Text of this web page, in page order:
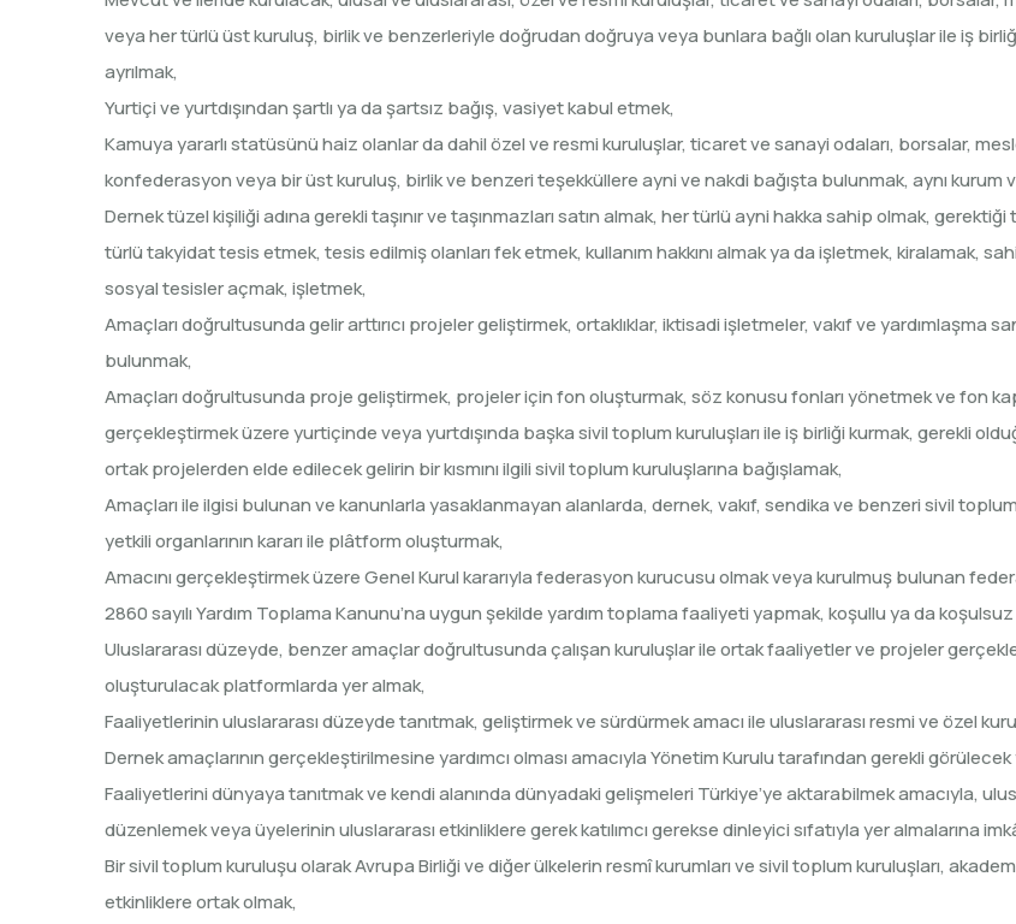
veya her türlü üst kuruluş, birlik ve benzerleriyle doğrudan doğruya veya bunlara bağlı olan kuruluşlar ile iş
ayrılmak,
Yurtiçi ve yurtdışından şartlı ya da şartsız bağış, vasiyet kabul etmek,
Kamuya yararlı statüsünü haiz olanlar da dahil özel ve resmi kuruluşlar, ticaret ve sanayi odaları, borsalar,
konfederasyon veya bir üst kuruluş, birlik ve benzeri teşekküllere ayni ve nakdi bağışta bulunmak, aynı kurum
Dernek tüzel kişiliği adına gerekli taşınır ve taşınmazları satın almak, her türlü ayni hakka sahip olmak,
türlü takyidat tesis etmek, tesis edilmiş olanları fek etmek, kullanım hakkını almak ya da işletmek, kiralamak,
sosyal tesisler açmak, işletmek,
Amaçları doğrultusunda gelir arttırıcı projeler geliştirmek, ortaklıklar, iktisadi işletmeler, vakıf ve yardımlaşma
bulunmak,
Amaçları doğrultusunda proje geliştirmek, projeler için fon oluşturmak, söz konusu fonları yönetmek ve fon
gerçekleştirmek üzere yurtiçinde veya yurtdışında başka sivil toplum kuruluşları ile iş birliği kurmak, gerekli
ortak projelerden elde edilecek gelirin bir kısmını ilgili sivil toplum kuruluşlarına bağışlamak,
Amaçları ile ilgisi bulunan ve kanunlarla yasaklanmayan alanlarda, dernek, vakıf, sendika ve benzeri sivil
yetkili organlarının kararı ile plâtform oluşturmak,
Amacını gerçekleştirmek üzere Genel Kurul kararıyla federasyon kurucusu olmak veya kurulmuş bulunan
2860 sayılı Yardım Toplama Kanunu’na uygun şekilde yardım toplama faaliyeti yapmak, koşullu ya da
Uluslararası düzeyde, benzer amaçlar doğrultusunda çalışan kuruluşlar ile ortak faaliyetler ve projeler
oluşturulacak platformlarda yer almak,
Faaliyetlerinin uluslararası düzeyde tanıtmak, geliştirmek ve sürdürmek amacı ile uluslararası resmi ve özel
Dernek amaçlarının gerçekleştirilmesine yardımcı olması amacıyla Yönetim Kurulu tarafından gerekli
Faaliyetlerini dünyaya tanıtmak ve kendi alanında dünyadaki gelişmeleri Türkiye’ye aktarabilmek amacıyla,
düzenlemek veya üyelerinin uluslararası etkinliklere gerek katılımcı gerekse dinleyici sıfatıyla yer almalarına
Bir sivil toplum kuruluşu olarak Avrupa Birliği ve diğer ülkelerin resmî kurumları ve sivil toplum kuruluşları,
etkinliklere ortak olmak,